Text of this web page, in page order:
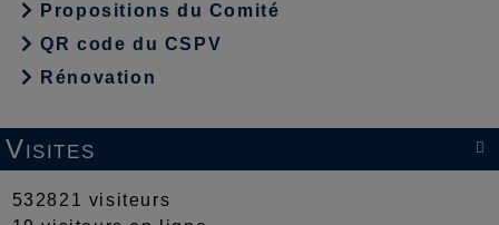
Propositions du Comité
QR code du CSPV
Rénovation

Visites
532821 visiteurs